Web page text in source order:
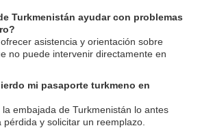
Turkmenistán ayudar con problemas
asistencia y orientación sobre
no puede intervenir directamente en
mi pasaporte turkmeno en
embajada de Turkmenistán lo antes
y solicitar un reemplazo.